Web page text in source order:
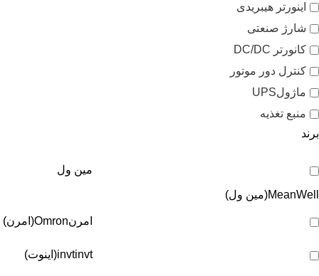
اینورتر هیبریدی
شارژ صنعتی
کانورتر DC/DC
کنترل دور موتور
ماژولUPS
منبع تغذیه
برند
مین ول
MeanWell(مین ول)
امرنOmron(امرن)
invtinvt(اینوت)